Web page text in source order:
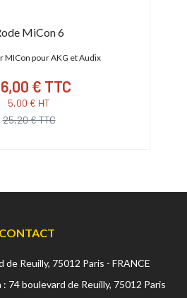
MiCon 6
MICon pour AKG et Audix
6,00 € TTC
5,00 € HT
25,20 € TTC
Reuilly, 75012 Paris - FRANCE
74 boulevard de Reuilly, 75012 Paris